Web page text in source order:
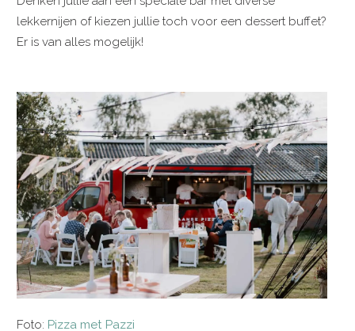
lekkernijen of kiezen jullie toch voor een dessert buffet?
Er is van alles mogelijk!
Foto: Pizza met Pazzi